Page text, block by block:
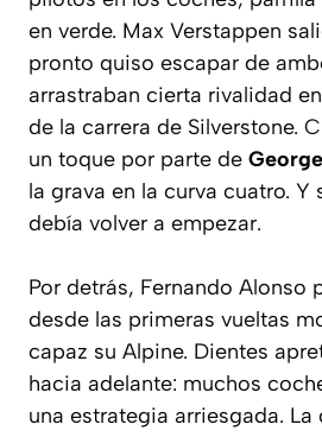
en verde. Max Verstappen
pronto quiso escapar de
arrastraban cierta rivalidad
de la carrera de Silverstone.
un toque por parte de
la grava en la curva cuatro. Y
debía volver a empezar.
Por detrás, Fernando Alonso
desde las primeras vueltas
capaz su Alpine. Dientes
hacia adelante: muchos
una estrategia arriesgada.